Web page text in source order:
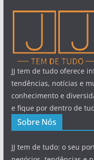
JJ tem de tudo oferece
tendências, notícias e
conhecimento e
e fique por dentro de
Sobre Nós
JJ tem de tudo: o seu